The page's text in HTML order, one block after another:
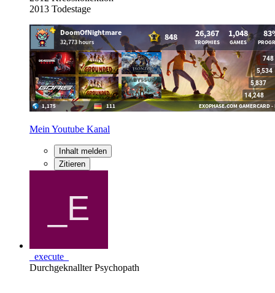
2013 Todestage
Mein Youtube Kanal
Inhalt melden
Zitieren
_execute_
Durchgeknallter Psychopath